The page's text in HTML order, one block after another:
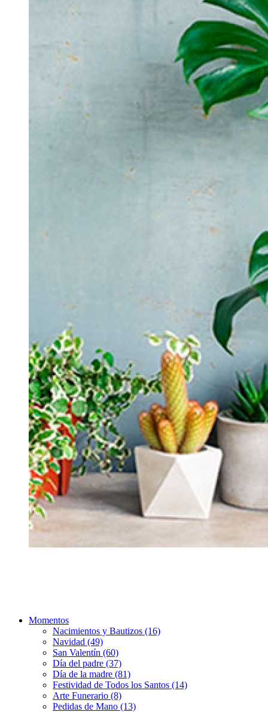
Momentos
Nacimientos y Bautizos (16)
Navidad (49)
San Valentín (60)
Día del padre (37)
Día de la madre (81)
Festividad de Todos los Santos (14)
Arte Funerario (8)
Pedidas de Mano (13)